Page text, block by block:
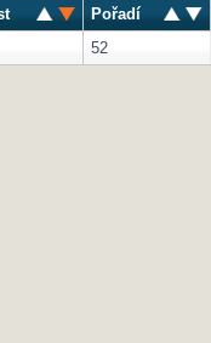
Pořadí
52